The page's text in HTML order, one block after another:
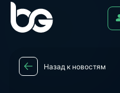
Назад к новостям